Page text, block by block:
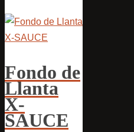
Fondo de
Llanta
X-
SAUCE